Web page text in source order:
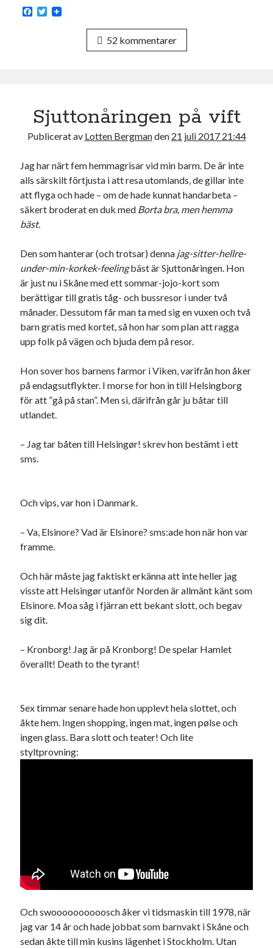
Den stora bloggläsarvärvsveckan
Köttfärslimpan på allas läppar
Flöde för inlägg
Flöde för kommentarer
WordPress.org
Pejpalla!
F
T
52 kommentarer
Sjuttonåringen på vift
Publicerat av Lotten Bergmanden 21 juli 2017 21:44
Jag har närt fem hemmagrisar vid min barm. De är inte
alls särskilt förtjusta i att resa utomlands, de gillar inte
att flyga och hade – om de hade kunnat handarbeta –
säkert broderat en duk med Borta bra, men hemma
bäst.
Den som hanterar (och trotsar) denna jag-sitter-hellre-
under-min-korkek-feelingbäst är Sjuttonåringen. Hon
är just nu i Skåne med ett sommar-jojo-kort som
berättigar till gratis tåg- och bussresor i under två
månader. Dessutom får man ta med sig en vuxen och två
barn gratis med kortet, så hon har som plan att ragga
upp folk på vägen och bjuda dem på resor.
Hon sover hos barnens farmor i Viken, varifrån hon åker
på endagsutflykter. I morse for hon in till Helsingborg
för att ”gå på stan”. Men si, därifrån går ju båtar till
utlandet.
– Jag tar båten till Helsingør! skrev hon bestämt i ett
sms.
Och vips, var hon i Danmark.
– Va, Elsinore? Vad är Elsinore? sms:ade hon när hon var
framme.
Och här måste jag faktiskt erkänna att inte heller jag
visste att Helsingør utanför Norden är allmänt känt som
Elsinore. Moa såg i fjärran ett bekant slott, och begav
sig dit.
– Kronborg! Jag är på Kronborg! De spelar Hamlet
överallt! Death to the tyrant!
Sex timmar senare hade hon upplevt hela slottet, och
åkte hem. Ingen shopping, ingen mat, ingen pølse och
ingen glass. Bara slott och teater! Och lite
styltprovning:
Och swoooooooooosch åker vi tidsmaskin till 1978, när
jag var 14 år och hade jobbat som barnvakt i Skåne och
sedan åkte till min kusins lägenhet i Stockholm. Utan